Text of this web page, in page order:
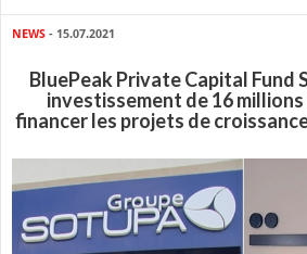
NEWS - 15.07.2021
BluePeak Private Capital Fund
investissement de 16
financer les projets de